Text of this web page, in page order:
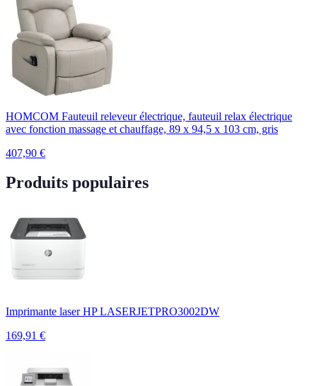
HOMCOM Fauteuil releveur électrique, fauteuil relax électrique
avec fonction massage et chauffage, 89 x 94,5 x 103 cm, gris
407,90 €
Produits populaires
Imprimante laser HP LASERJETPRO3002DW
169,91 €